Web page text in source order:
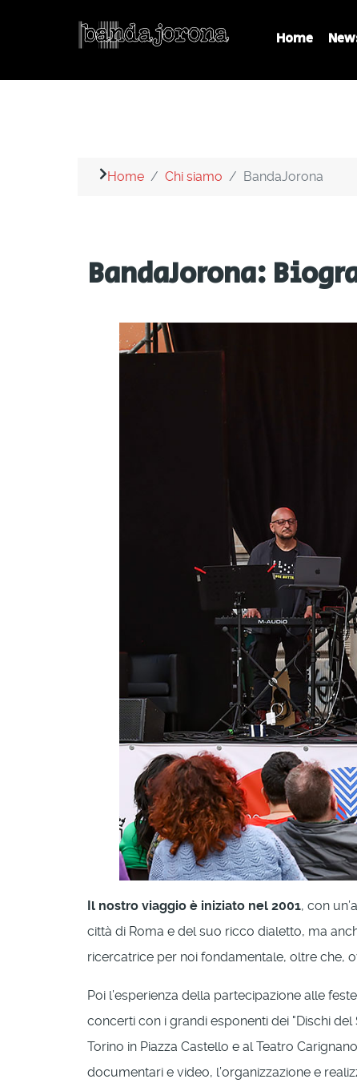
Home
Home Chi siamo BandaJorona
BandaJorona:
Il nostro viaggio è iniziato nel 2001, con
città di Roma e del suo ricco dialetto, ma
ricercatrice per noi fondamentale, oltre che,
Poi l’esperienza della partecipazione alle
concerti con i grandi esponenti dei "Dischi
Torino in Piazza Castello e al Teatro
documentari e video, l’organizzazione e